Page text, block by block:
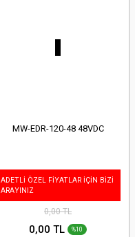
MW-EDR-120-48 48VDC
ADETLİ ÖZEL FİYATLAR İÇİN BİZİ
ARAYINIZ
0,00 TL
0,00 TL %10